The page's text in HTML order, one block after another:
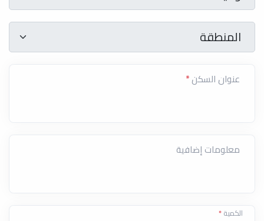
المنطقة
المنطقة
عنوان السكن*
معلومات إضافية
الكمية*